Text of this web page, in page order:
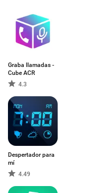
Graba llamadas -
Cube ACR
4.3
Despertador para
mí
4.49